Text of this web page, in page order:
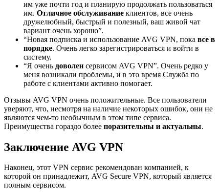
им уже почти год и планирую продолжать пользоваться
им. Отличное обслуживание клиентов, все очень
дружелюбный, быстрый и полезный, ваш живой чат
вариант очень хорошо”.
“Новая подписка и использование AVG VPN, пока все в
порядке. Очень легко зарегистрироваться и войти в
систему.
“Я очень доволен сервисом AVG VPN”. Очень редко у
меня возникали проблемы, и в это время Служба по
работе с клиентами активно помогает.
Отзывы AVG VPN очень положительные. Все пользователи
уверяют, что, несмотря на наличие некоторых ошибок, они не
являются чем-то необычным в этом типе сервиса.
Преимущества гораздо более поразительны и актуальны.
Заключение AVG VPN
Наконец, этот VPN сервис рекомендован компанией, к
которой он принадлежит, AVG Secure VPN, который является
полным сервисом.